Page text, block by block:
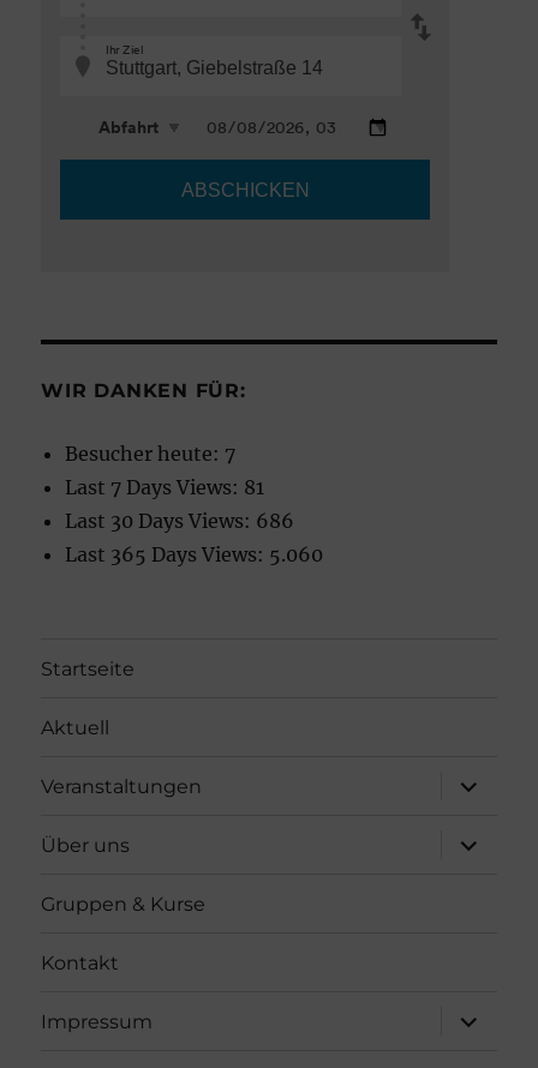
WIR DANKEN FÜR:
Besucher heute: 7
Last 7 Days Views: 81
Last 30 Days Views: 686
Last 365 Days Views: 5.060
Startseite
Aktuell
Veranstaltungen
öffnen
Über uns
öffnen
Gruppen & Kurse
Kontakt
Impressum
öffnen